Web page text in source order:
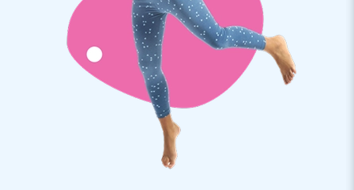
JB Inflatables: meer dan 3000 inflatables op
voorraad
Wij hebben meer dan 3000 inflatables op voorraad. Dus ook
heel veel opblaaspoppen. Dit betekent dat wij de poppen snel
kunnen leveren en jij ze snel in je collectie kunt opnemen. Ze
worden ook nog eens gratis bezorgd. Je klanten kunnen dus
supersnel genieten van deze Abraham opblaaspop in originele